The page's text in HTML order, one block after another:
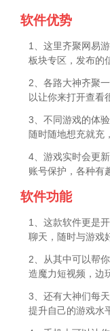
软件优势
1、这里齐聚网易
板块专区，发布的
2、各路大神齐聚
以让你来打开查看
3、不同游戏的体
随时随地想充就充
4、游戏实时会更
账号保护，各种有
软件功能
1、这款软件更是
聊天，随时与游戏
2、从其中可以帮
造魔力短视频，边
3、还有大神们每
提升自己的游戏水